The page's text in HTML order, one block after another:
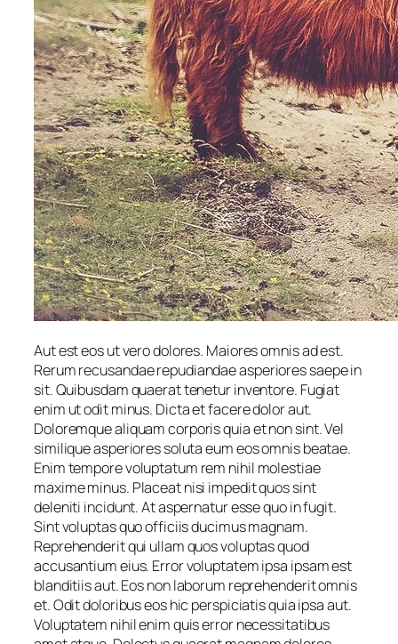
Aut est eos ut vero dolores. Maiores omnis ad est.
Rerum recusandae repudiandae asperiores saepe in
sit. Quibusdam quaerat tenetur inventore. Fugiat
enim ut odit minus. Dicta et facere dolor aut.
Doloremque aliquam corporis quia et non sint. Vel
similique asperiores soluta eum eos omnis beatae.
Enim tempore voluptatum rem nihil molestiae
maxime minus. Placeat nisi impedit quos sint
deleniti incidunt. At aspernatur esse quo in fugit.
Sint voluptas quo officiis ducimus magnam.
Reprehenderit qui ullam quos voluptas quod
accusantium eius. Error voluptatem ipsa ipsam est
blanditiis aut. Eos non laborum reprehenderit omnis
et. Odit doloribus eos hic perspiciatis quia ipsa aut.
Voluptatem nihil enim quis error necessitatibus